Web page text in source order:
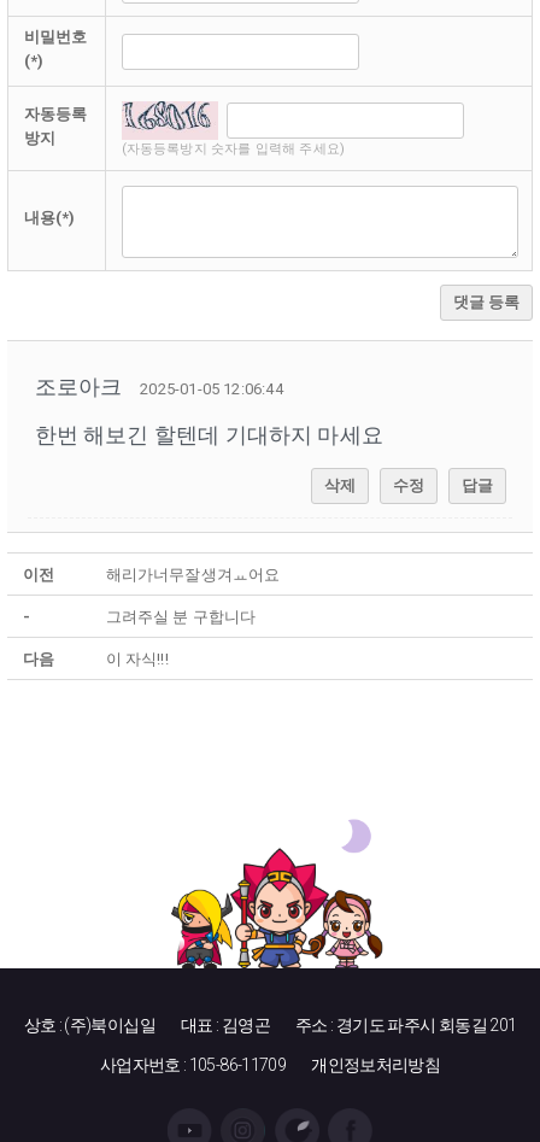
비밀번호
(*)
자동등록
방지
(자동등록방지 숫자를 입력해 주세요)
내용(*)
댓글 등록
조로아크 2025-01-05 12:06:44
한번 해보긴 할텐데 기대하지 마세요
삭제 수정 답글
이전 해리가너무잘생겨ㅛ어요
- 그려주실 분 구합니다
다음 이 자식!!!
상호 : (주)북이십일 대표 : 김영곤 주소 : 경기도 파주시 회동길 201
사업자번호 : 105-86-11709 개인정보처리방침